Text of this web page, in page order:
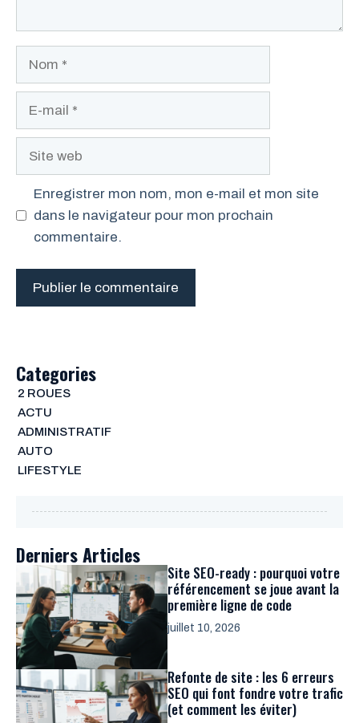
Site
Enregistrer mon nom, mon e-mail et mon site
dans le navigateur pour mon prochain
commentaire.
Categories
2 ROUES
ACTU
ADMINISTRATIF
AUTO
LIFESTYLE
Derniers Articles
Site SEO-ready : pourquoi votre
référencement se joue avant la
première ligne de code
juillet 10, 2026
Refonte de site : les 6 erreurs
SEO qui font fondre votre trafic
(et comment les éviter)